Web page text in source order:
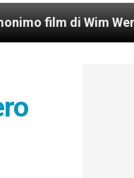
Wim Wenders